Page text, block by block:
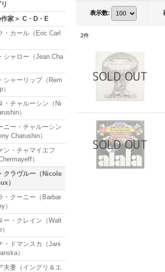
作家＞ C・D・E
・カール（Eric Carl
シャロー（Jean Cha
シャーリップ（Rem
・チャルーシン（Ni
）
ニー・チャルーシン
Charushin）
ン・チャマイエフ
）
クラヴルー（Nicole
）
・クーニー（Barbar
）
ー・クレイン（Walt
・ドマンスカ（Jani
）
夫妻（イングリ＆エ
表示数:
2件